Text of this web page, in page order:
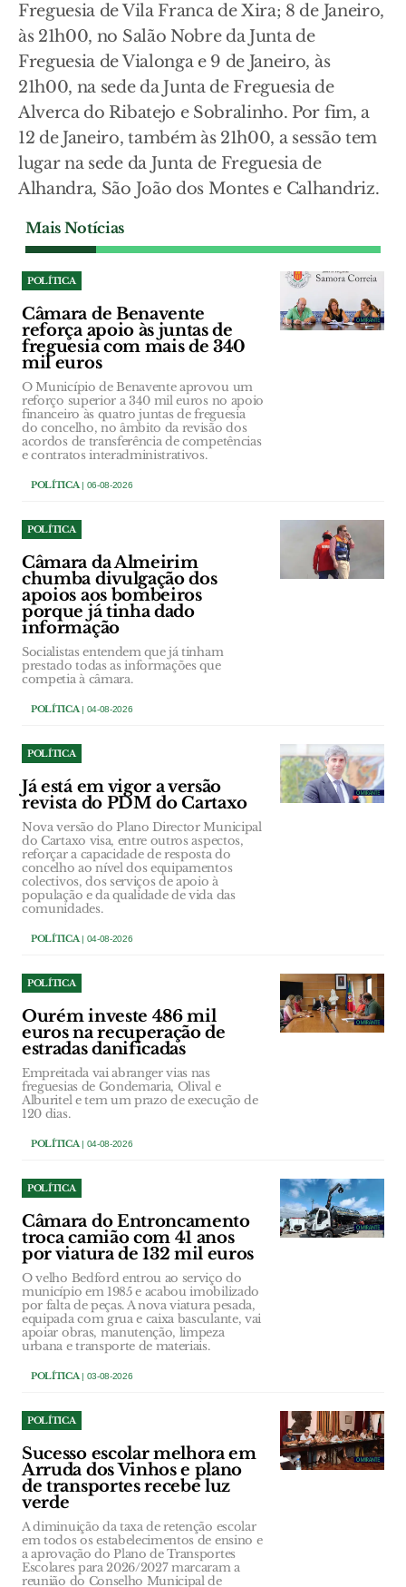
Freguesia de Vila Franca de Xira; 8 de Janeiro,
às 21h00, no Salão Nobre da Junta de
Freguesia de Vialonga e 9 de Janeiro, às
21h00, na sede da Junta de Freguesia de
Alverca do Ribatejo e Sobralinho. Por fim, a
12 de Janeiro, também às 21h00, a sessão tem
lugar na sede da Junta de Freguesia de
Alhandra, São João dos Montes e Calhandriz.
Mais Notícias
POLÍTICA
Câmara de Benavente
reforça apoio às juntas de
freguesia com mais de 340
mil euros
O Município de Benavente aprovou um
reforço superior a 340 mil euros no apoio
financeiro às quatro juntas de freguesia
do concelho, no âmbito da revisão dos
acordos de transferência de competências
e contratos interadministrativos.
POLÍTICA| 06-08-2026
POLÍTICA
Câmara da Almeirim
chumba divulgação dos
apoios aos bombeiros
porque já tinha dado
informação
Socialistas entendem que já tinham
prestado todas as informações que
competia à câmara.
POLÍTICA| 04-08-2026
POLÍTICA
Já está em vigor a versão
revista do PDM do Cartaxo
Nova versão do Plano Director Municipal
do Cartaxo visa, entre outros aspectos,
reforçar a capacidade de resposta do
concelho ao nível dos equipamentos
colectivos, dos serviços de apoio à
população e da qualidade de vida das
comunidades.
POLÍTICA| 04-08-2026
POLÍTICA
Ourém investe 486 mil
euros na recuperação de
estradas danificadas
Empreitada vai abranger vias nas
freguesias de Gondemaria, Olival e
Alburitel e tem um prazo de execução de
120 dias.
POLÍTICA| 04-08-2026
POLÍTICA
Câmara do Entroncamento
troca camião com 41 anos
por viatura de 132 mil euros
O velho Bedford entrou ao serviço do
município em 1985 e acabou imobilizado
por falta de peças. A nova viatura pesada,
equipada com grua e caixa basculante, vai
apoiar obras, manutenção, limpeza
urbana e transporte de materiais.
POLÍTICA| 03-08-2026
POLÍTICA
Sucesso escolar melhora em
Arruda dos Vinhos e plano
de transportes recebe luz
verde
A diminuição da taxa de retenção escolar
em todos os estabelecimentos de ensino e
a aprovação do Plano de Transportes
Escolares para 2026/2027 marcaram a
reunião do Conselho Municipal de